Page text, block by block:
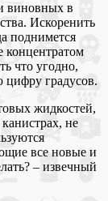
виновных в
Искоренить
поднимется
концентратом
что угодно,
цифру градусов.
жидкостей,
не
все новые и
– извечный